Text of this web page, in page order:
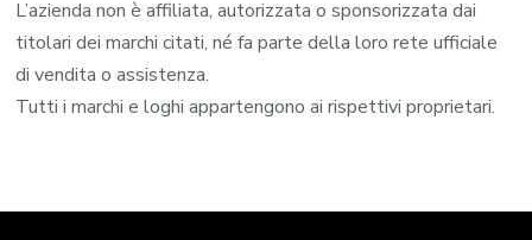
L’azienda non è affiliata, autorizzata o sponsorizzata dai
titolari dei marchi citati, né fa parte della loro rete ufficiale
di vendita o assistenza.
Tutti i marchi e loghi appartengono ai rispettivi proprietari.